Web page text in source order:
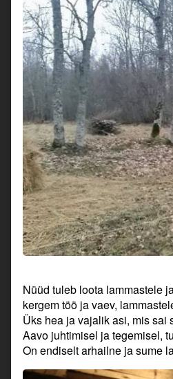
Nüüd tuleb loota lammastele
kergem töö ja vaev,
Üks hea ja vajalik asi, mis sai
Aavo juhtimisel ja tegemisel,
On endiselt arhailne ja sume